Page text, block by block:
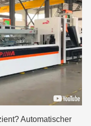
Automatischer